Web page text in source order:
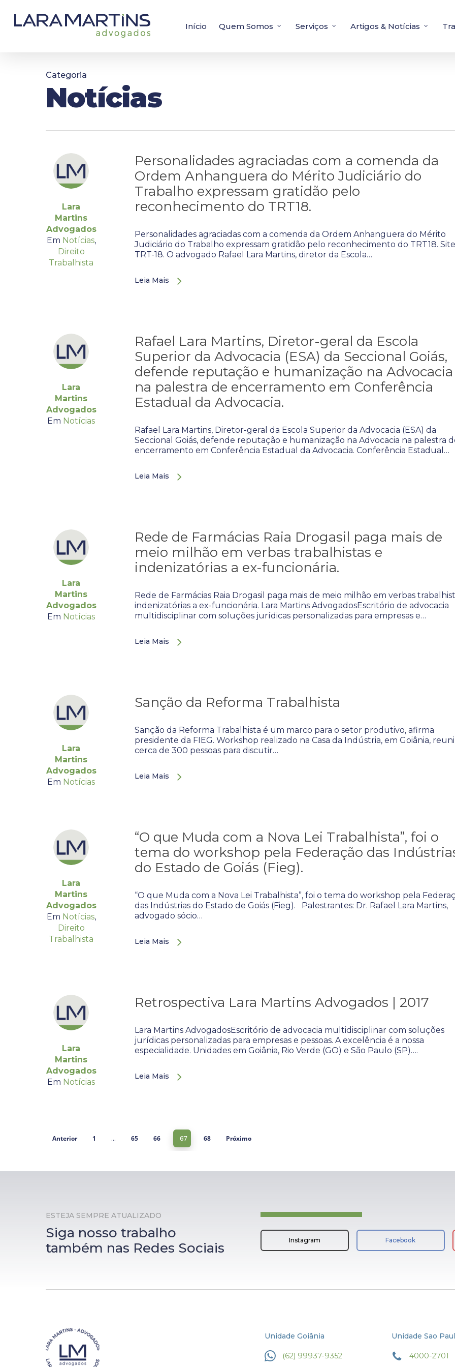
main
Início Quem Somos Serviços Artigos & Notícias
Categoria
Notícias
Lara
Martins
Advogados
Em Notícias,
Direito
Trabalhista
Personalidades agraciadas com a comenda da
Ordem Anhanguera do Mérito Judiciário do
Trabalho expressam gratidão pelo
reconhecimento do TRT18.
Personalidades agraciadas com a comenda da Ordem Anhanguera do Mérito
Judiciário do Trabalho expressam gratidão pelo reconhecimento do TRT18.
TRT-18. O advogado Rafael Lara Martins, diretor da Escola…
Leia Mais
Lara
Martins
Advogados
Em Notícias
Rafael Lara Martins, Diretor-geral da Escola
Superior da Advocacia (ESA) da Seccional Goiás,
defende reputação e humanização na Advocacia
na palestra de encerramento em Conferência
Estadual da Advocacia.
Rafael Lara Martins, Diretor-geral da Escola Superior da Advocacia (ESA) da
Seccional Goiás, defende reputação e humanização na Advocacia na palestra
encerramento em Conferência Estadual da Advocacia. Conferência Estadual…
Leia Mais
Lara
Martins
Advogados
Em Notícias
Rede de Farmácias Raia Drogasil paga mais de
meio milhão em verbas trabalhistas e
indenizatórias a ex-funcionária.
Rede de Farmácias Raia Drogasil paga mais de meio milhão em verbas
indenizatórias a ex-funcionária. Lara Martins AdvogadosEscritório de advocacia
multidisciplinar com soluções jurídicas personalizadas para empresas e…
Leia Mais
Lara
Martins
Advogados
Em Notícias
Sanção da Reforma Trabalhista
Sanção da Reforma Trabalhista é um marco para o setor produtivo, afirma
presidente da FIEG. Workshop realizado na Casa da Indústria, em Goiânia,
cerca de 300 pessoas para discutir…
Leia Mais
Lara
Martins
Advogados
Em Notícias,
Direito
Trabalhista
“O que Muda com a Nova Lei Trabalhista”, foi o
tema do workshop pela Federação das
do Estado de Goiás (Fieg).
“O que Muda com a Nova Lei Trabalhista”, foi o tema do workshop pela
das Indústrias do Estado de Goiás (Fieg). Palestrantes: Dr. Rafael Lara Martins,
advogado sócio…
Leia Mais
Lara
Martins
Advogados
Em Notícias
Retrospectiva Lara Martins Advogados | 2017
Lara Martins AdvogadosEscritório de advocacia multidisciplinar com soluções
jurídicas personalizadas para empresas e pessoas. A excelência é a nossa
especialidade. Unidades em Goiânia, Rio Verde (GO) e São Paulo (SP)….
Leia Mais
Anterior 1 … 65 66 67 68 Próximo
ESTEJA SEMPRE ATUALIZADO
Siga nosso trabalho
também nas Redes Sociais
Instagram Facebook
Unidade Goiânia
(62) 99937-9352
Unidade Sao
4000-2701